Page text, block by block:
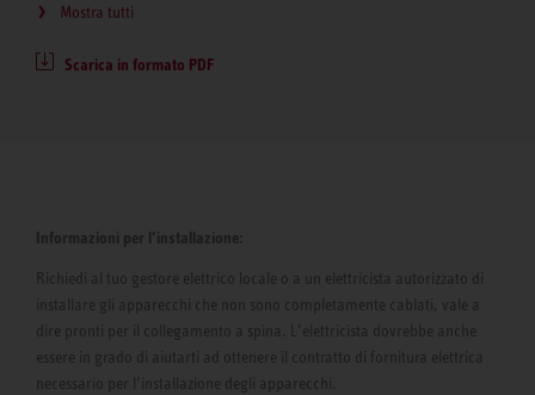
Mostra tutti
Scarica in formato PDF
Informazioni per l’installazione:
Richiedi al tuo gestore elettrico locale o a un elettricista autorizzato di
installare gli apparecchi che non sono completamente cablati, vale a
dire pronti per il collegamento a spina. L’elettricista dovrebbe anche
essere in grado di aiutarti ad ottenere il contratto di fornitura elettrica
necessario per l’installazione degli apparecchi.